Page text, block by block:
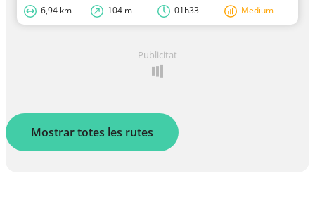
6,94 km 104 m 01h33 Medium
Publicitat
Mostrar totes les rutes